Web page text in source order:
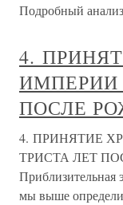
Подробный анализ
4.
ИМПЕРИИ
ПОСЛЕ
4. ПРИНЯТИЕ
ТРИСТА ЛЕТ
Приблизительная
мы выше